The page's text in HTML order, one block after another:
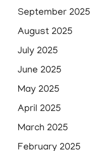
September 2025
August 2025
July 2025
June 2025
May 2025
April 2025
March 2025
February 2025